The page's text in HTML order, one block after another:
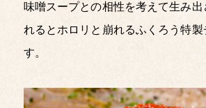
味噌スープとの相性を考えて生み出
れるとホロリと崩れるふくろう特
す。